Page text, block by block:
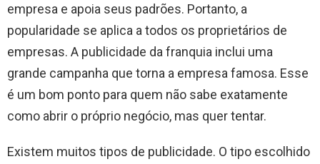
empresa e apoia seus padrões. Portanto, a
popularidade se aplica a todos os proprietários de
empresas. A publicidade da franquia inclui uma
grande campanha que torna a empresa famosa. Esse
é um bom ponto para quem não sabe exatamente
como abrir o próprio negócio, mas quer tentar.
Existem muitos tipos de publicidade. O tipo escolhido